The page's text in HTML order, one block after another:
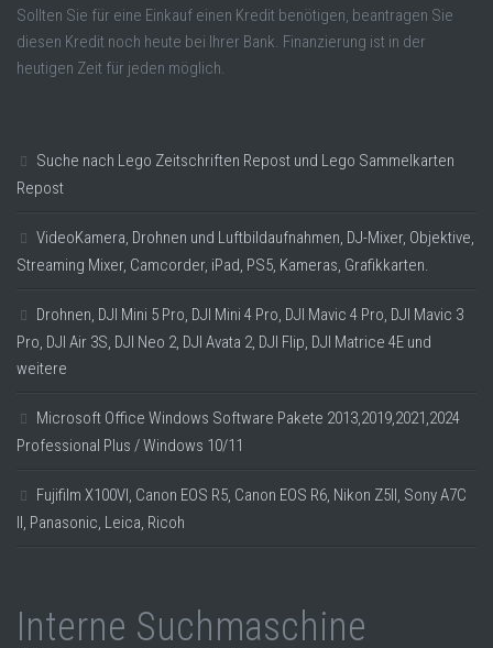
Sollten Sie für eine Einkauf einen Kredit benötigen, beantragen Sie
diesen Kredit noch heute bei Ihrer Bank. Finanzierung ist in der
heutigen Zeit für jeden möglich.
Suche nach Lego Zeitschriften Repost und Lego Sammelkarten
Repost
VideoKamera, Drohnen und Luftbildaufnahmen, DJ-Mixer, Objektive,
Streaming Mixer, Camcorder, iPad, PS5, Kameras, Grafikkarten.
Drohnen, DJI Mini 5 Pro, DJI Mini 4 Pro, DJI Mavic 4 Pro, DJI Mavic 3
Pro, DJI Air 3S, DJI Neo 2, DJI Avata 2, DJI Flip, DJI Matrice 4E und
weitere
Microsoft Office Windows Software Pakete 2013,2019,2021,2024
Professional Plus / Windows 10/11
Fujifilm X100VI, Canon EOS R5, Canon EOS R6, Nikon Z5II, Sony A7C
II, Panasonic, Leica, Ricoh
Interne Suchmaschine